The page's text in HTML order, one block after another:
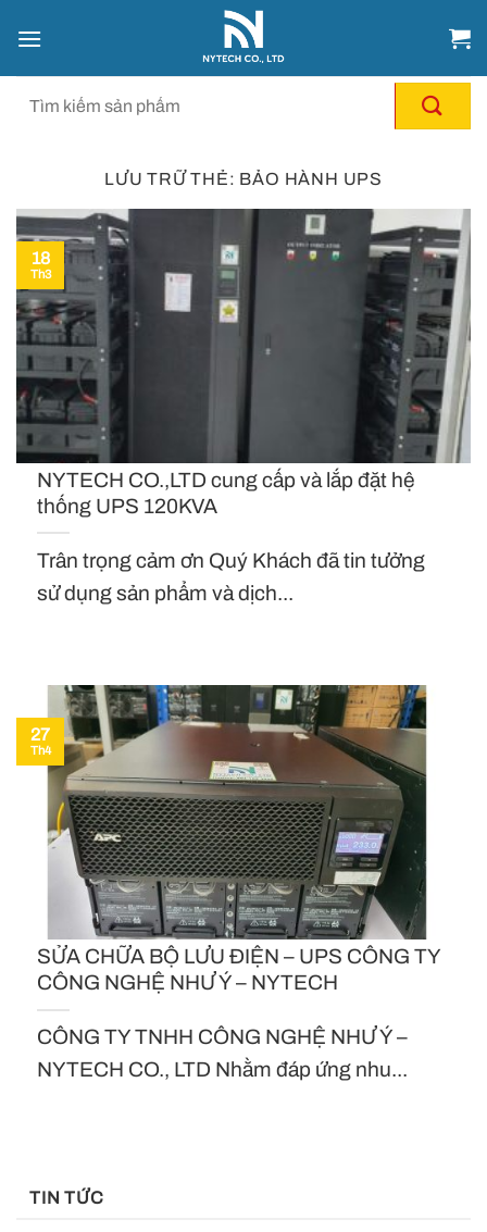
đến
LƯU TRỮ THẺ: BẢO HÀNH UPS
NYTECH CO.,LTD cung cấp và lắp đặt hệ
thống UPS 120KVA
Trân trọng cảm ơn Quý Khách đã tin tưởng
sử dụng sản phẩm và dịch...
18
Th3
SỬA CHỮA BỘ LƯU ĐIỆN – UPS CÔNG TY
CÔNG NGHỆ NHƯ Ý – NYTECH
CÔNG TY TNHH CÔNG NGHỆ NHƯ Ý –
NYTECH CO., LTD Nhằm đáp ứng nhu...
27
Th4
TIN TỨC